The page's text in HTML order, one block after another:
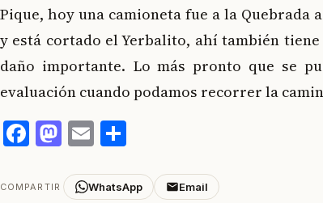
Pique, hoy una camioneta fue a la Quebrada
y está cortado el Yerbalito, ahí también
daño importante. Lo más pronto que se
evaluación cuando podamos recorrer la
Facebook
Mastodon
Email
COMPARTIR WhatsApp Email